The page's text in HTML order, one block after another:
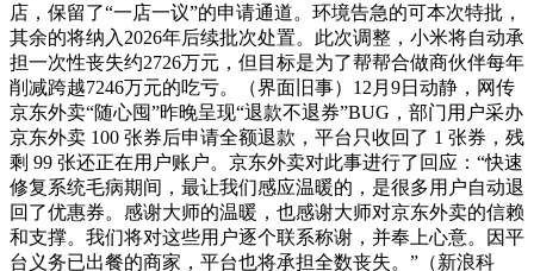
店，保留了“一店一议”的申请通道。环境告急的可本次特批，
其余的将纳入2026年后续批次处置。此次调整，小米将自动承
担一次性丧失约2726万元，但目标是为了帮帮合做商伙伴每年
削减跨越7246万元的吃亏。（界面旧事）12月9日动静，网传
京东外卖“随心囤”昨晚呈现“退款不退券”BUG，部门用户采办
京东外卖 100 张券后申请全额退款，平台只收回了 1 张券，残
剩 99 张还正在用户账户。京东外卖对此事进行了回应：“快速
修复系统毛病期间，最让我们感应温暖的，是很多用户自动退
回了优惠券。感谢大师的温暖，也感谢大师对京东外卖的信赖
和支撑。我们将对这些用户逐个联系称谢，并奉上心意。因平
台义务已出餐的商家，平台也将承担全数丧失。”（新浪科